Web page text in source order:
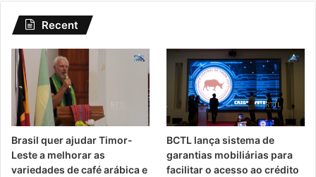
Recent
Brasil quer ajudar Timor-
Leste a melhorar as
variedades de café arábica e
BCTL lança sistema de
garantias mobiliárias para
facilitar o acesso ao crédito